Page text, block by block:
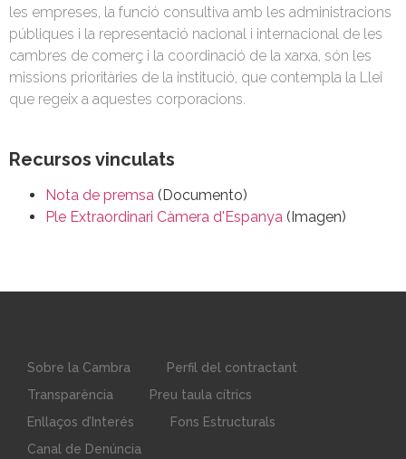
les empreses, la funció consultiva amb les administracions
públiques i la representació nacional i internacional de les
cambres de comerç i la coordinació de la xarxa, són les
missions prioritàries de la institució, que contempla la Llei
que regeix a aquestes corporacions.
Recursos vinculats
Nota de premsa (Documento)
Ple Extraordinari Càmera d'Espanya (Imagen)
Sobre la Cambra
Perfil del contractant
Transparència
Preu taula cítrics
Enllaços d’Interés
Fons Estructurals
Canal de Denúncia